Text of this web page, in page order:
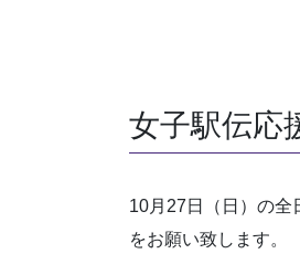
女子駅伝応
10月27日（日）の全
をお願い致します。